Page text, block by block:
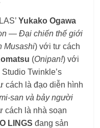
Yukako Ogawa
— Đại chiến thế giới
Musashi) với tư cách
(Onipan!) với
Twinkle’s
cách là đạo diễn hình
san và bảy người
cách là nhà soạn
LINGS đang sản